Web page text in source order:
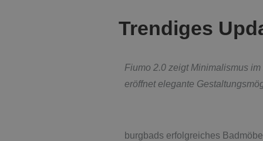
Trendiges
Fiumo 2.0 zeigt Minimalismus
eröffnet elegante
burgbads erfolgreiches